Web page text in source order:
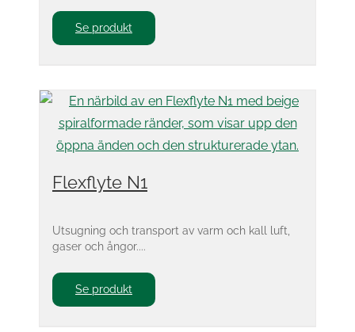
Se produkt
Flexflyte N1
Utsugning och transport av varm och kall luft,
gaser och ångor....
Se produkt